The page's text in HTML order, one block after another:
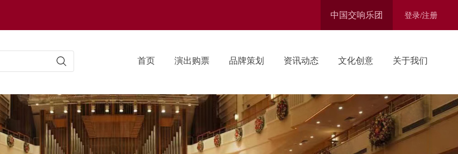
中国交响乐团 登录/注册
首页 演出购票 品牌策划 资讯动态 文化创意 关于我们